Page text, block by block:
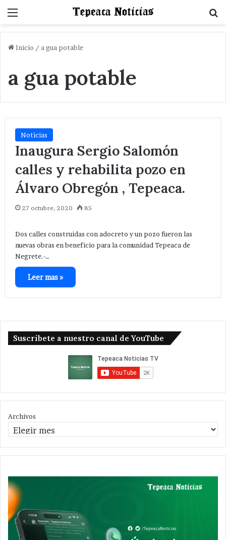
Menu
Inicio / a gua potable
a gua potable
Noticias
Inaugura Sergio Salomón
calles y rehabilita pozo en
Álvaro Obregón , Tepeaca.
27 octubre, 2020 85
Dos calles construidas con adocreto y un pozo fueron las
nuevas obras en beneficio para la comunidad Tepeaca de
Negrete.-…
Leer mas »
Suscribete a nuestro canal de YouTube
Archivos